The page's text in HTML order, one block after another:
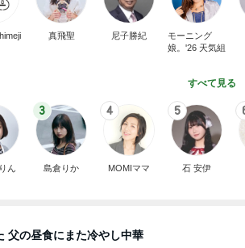
真飛聖 尼子勝紀
モーニング
娘。'26 天気組
すべて見る
ん
3
島倉りか
4
MOMIママ
5
石 安伊
父の昼食にまた冷やし中華